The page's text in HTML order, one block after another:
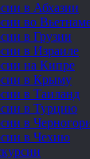
в Абхазии
во
в Грузии
в Израиле
на Кипре
в Крыму
в Таиланд
в Турцию
в
в Чехию